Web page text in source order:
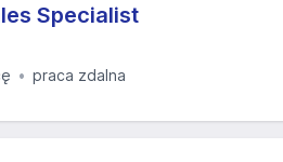
Specialist
praca zdalna